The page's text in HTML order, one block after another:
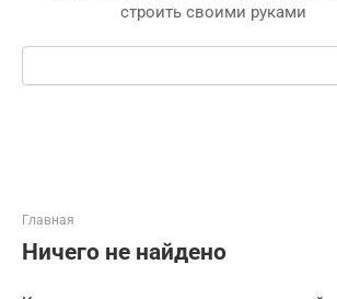
строить своими руками
Поиск:
Главная
Ничего не найдено